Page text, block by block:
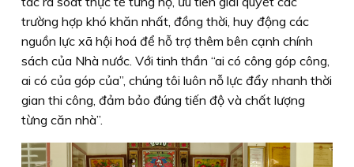
trường hợp khó khăn nhất, đồng thời, huy động các
nguồn lực xã hội hoá để hỗ trợ thêm bên cạnh chính
sách của Nhà nước. Với tinh thần “ai có công góp công,
ai có của góp của”, chúng tôi luôn nỗ lực đẩy nhanh thời
gian thi công, đảm bảo đúng tiến độ và chất lượng
từng căn nhà”.